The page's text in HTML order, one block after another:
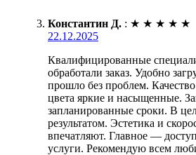
Константин Д. : ★ ★ ★ ★ ★
22.12.2025
Квалифицированные
обработали заказ. Удобно
прошло без проблем.
цвета яркие и насыщенные.
запланированные сроки. В
результатом. Эстетика и
впечатляют. Главное —
услуги. Рекомендую всем